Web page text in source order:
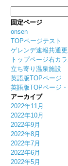
索:
固定ページ
onsen
TOPページテスト
ゲレンデ速報共通
トップページ右カ
立ち寄り温泉施設
英語版TOPページ
英語版TOPページ
アーカイブ
2022年11月
2022年10月
2022年9月
2022年8月
2022年7月
2022年6月
2022年5月